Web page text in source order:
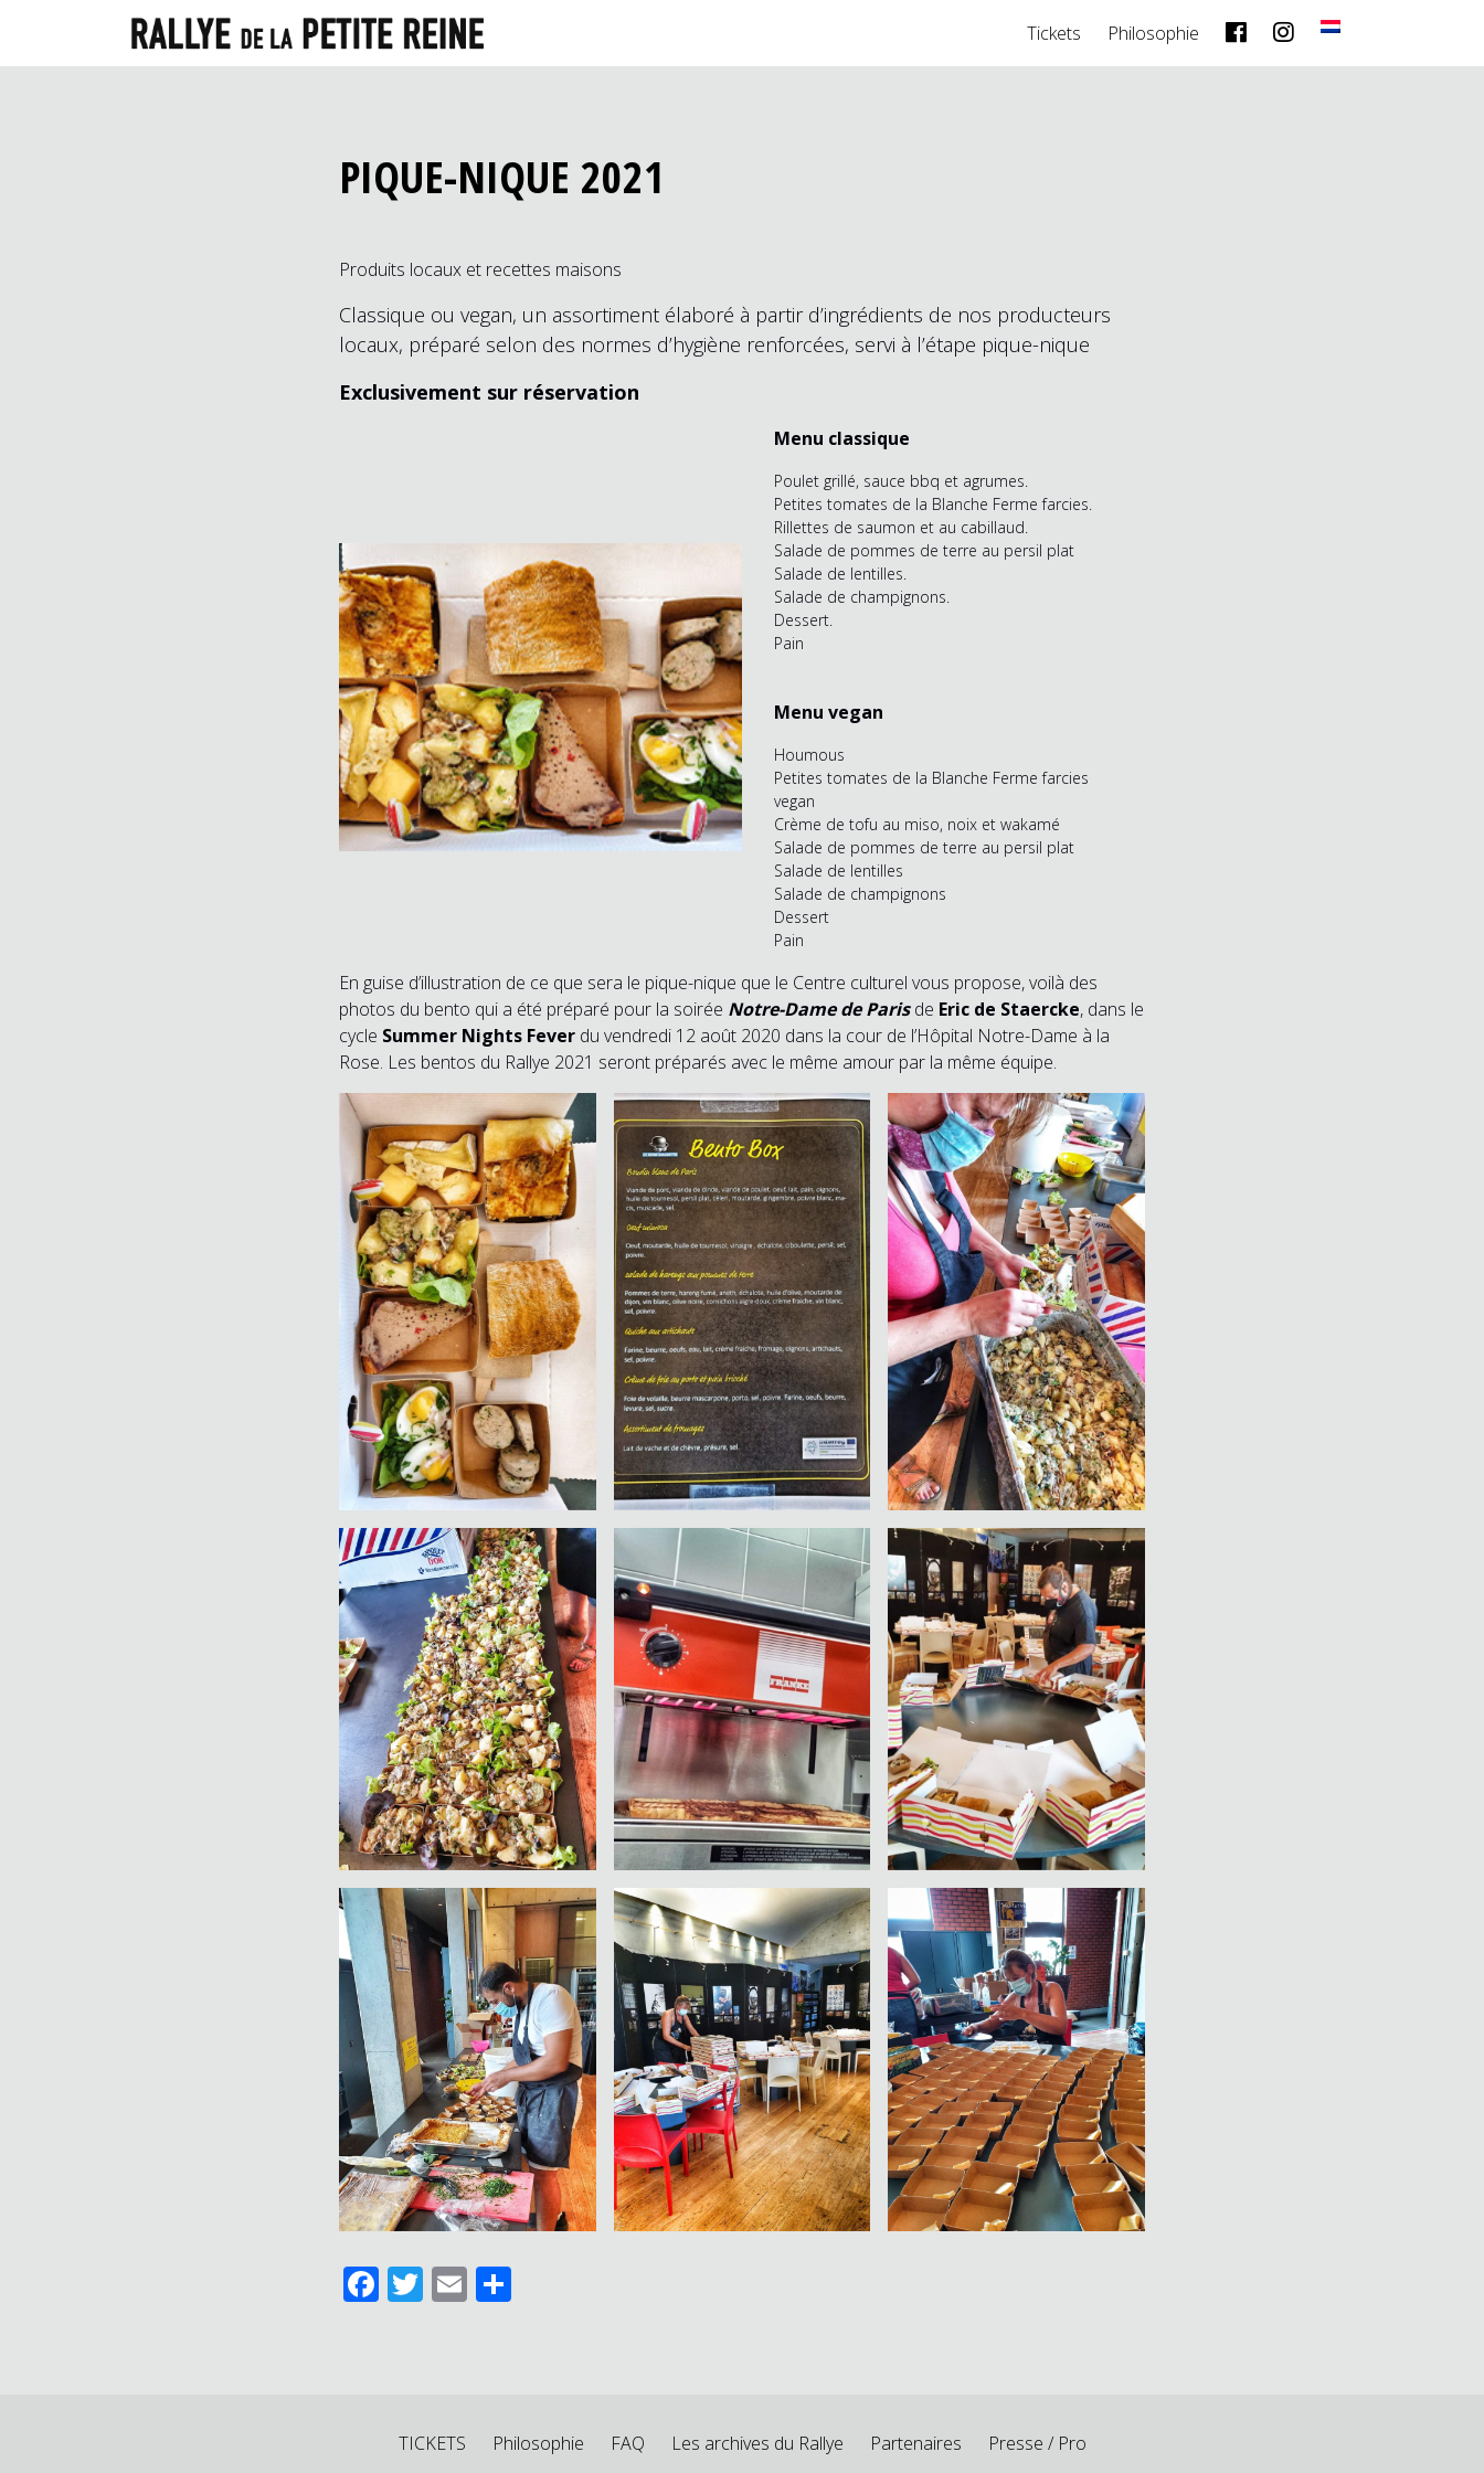
Tickets Philosophie
PIQUE-NIQUE 2021
Produits locaux et recettes maisons
Classique ou vegan, un assortiment élaboré à partir d’ingrédients de nos producteurs
locaux, préparé selon des normes d’hygiène renforcées, servi à l’étape pique-nique
Exclusivement sur réservation
Menu classique
Poulet grillé, sauce bbq et agrumes.
Petites tomates de la Blanche Ferme farcies.
Rillettes de saumon et au cabillaud.
Salade de pommes de terre au persil plat
Salade de lentilles.
Salade de champignons.
Dessert.
Pain
Menu vegan
Houmous
Petites tomates de la Blanche Ferme farcies
vegan
Crème de tofu au miso, noix et wakamé
Salade de pommes de terre au persil plat
Salade de lentilles
Salade de champignons
Dessert
Pain
En guise d’illustration de ce que sera le pique-nique que le Centre culturel vous propose, voilà des
photos du bento qui a été préparé pour la soirée Notre-Dame de Parisde Eric de Staercke, dans le
cycle Summer Nights Fever du vendredi 12 août 2020 dans la cour de l’Hôpital Notre-Dame à la
Rose. Les bentos du Rallye 2021 seront préparés avec le même amour par la même équipe.
Facebook
Twitter
Email
TICKETS Philosophie FAQ Les archives du Rallye Partenaires Presse / Pro